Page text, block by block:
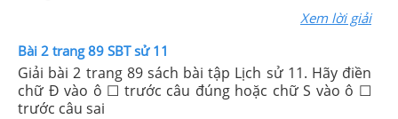
Xem lời giải
Bài 2 trang 89 SBT sử 11
Giải bài 2 trang 89 sách bài tập Lịch sử 11. Hãy điền
chữ Đ vào ô ☐ trước câu đúng hoặc chữ S vào ô ☐
trước câu sai